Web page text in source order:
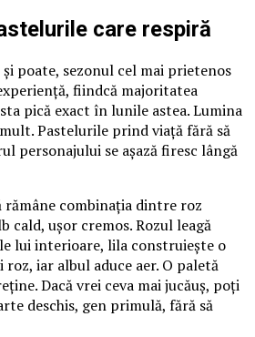
care respiră
poate, sezonul cel mai prietenos
fiindcă majoritatea
pică exact în lunile astea. Lumina
Pastelurile prind viață fără să
personajului se așază firesc lângă
rămâne combinația dintre roz
cald, ușor cremos. Rozul leagă
lui interioare, lila construiește o
iar albul aduce aer. O paletă
Dacă vrei ceva mai jucăuș, poți
deschis, gen primulă, fără să